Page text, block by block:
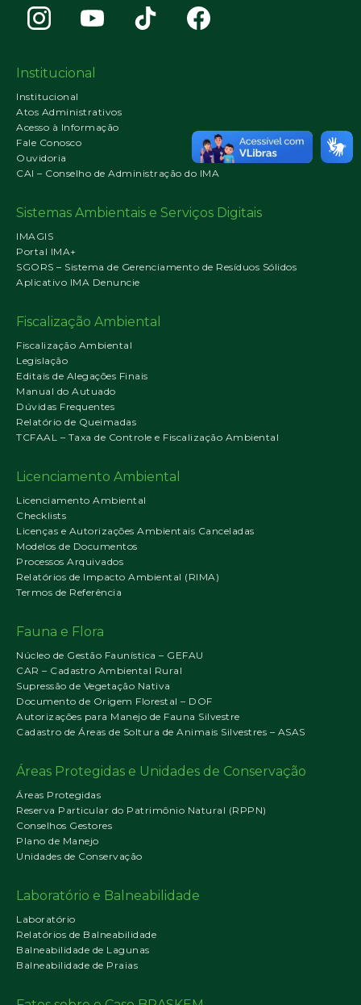
Institucional
Institucional
Atos Administrativos
Acesso à Informação
Fale Conosco
Ouvidoria
CAI – Conselho de Administração do IMA
Sistemas Ambientais e Serviços Digitais
IMAGIS
Portal IMA+
SGORS – Sistema de Gerenciamento de Resíduos Sólidos
Aplicativo IMA Denuncie
Fiscalização Ambiental
Fiscalização Ambiental
Legislação
Editais de Alegações Finais
Manual do Autuado
Dúvidas Frequentes
Relatório de Queimadas
TCFAAL – Taxa de Controle e Fiscalização Ambiental
Licenciamento Ambiental
Licenciamento Ambiental
Checklists
Licenças e Autorizações Ambientais Canceladas
Modelos de Documentos
Processos Arquivados
Relatórios de Impacto Ambiental (RIMA)
Termos de Referência
Fauna e Flora
Núcleo de Gestão Faunística – GEFAU
CAR – Cadastro Ambiental Rural
Supressão de Vegetação Nativa
Documento de Origem Florestal – DOF
Autorizações para Manejo de Fauna Silvestre
Cadastro de Áreas de Soltura de Animais Silvestres – ASAS
Áreas Protegidas e Unidades de Conservação
Áreas Protegidas
Reserva Particular do Patrimônio Natural (RPPN)
Conselhos Gestores
Plano de Manejo
Unidades de Conservação
Laboratório e Balneabilidade
Laboratório
Relatórios de Balneabilidade
Balneabilidade de Lagunas
Balneabilidade de Praias